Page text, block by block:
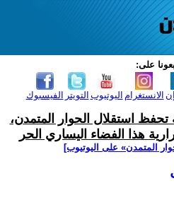
على:
الفيسبوك التويتر اليوتيوب الانستغرام
تحفظ استقلال الحوار المتمدن،
هذا الفضاء اليساري الحر
المتمدن» على اليوتيوب]